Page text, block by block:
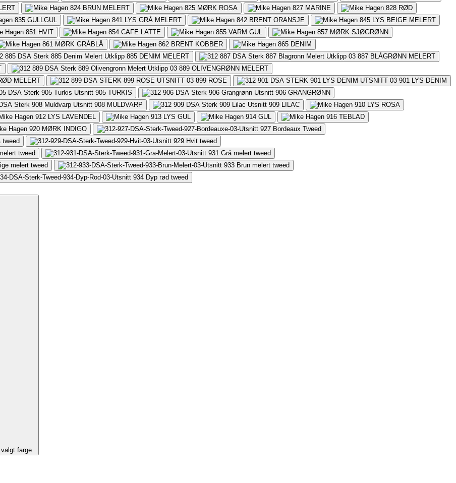
824 BRUN MELERT 825 MØRK ROSA 827 MARINE 828 RØD
835 GULLGUL 841 LYS GRÅ MELERT 842 BRENT ORANSJE 845 LYS BEIGE MELERT
851 HVIT 854 CAFE LATTE 855 VARM GUL 857 MØRK SJØGRØNN
861 MØRK GRÅBLÅ 862 BRENT KOBBER 865 DENIM
885 DENIM MELERT 887 BLÅGRØNN MELERT
889 OLIVENGRØNN MELERT
MELERT 899 ROSE 901 LYS DENIM
905 TURKIS 906 GRANGRØNN
908 MULDVARP 909 LILAC 910 LYS ROSA
912 LYS LAVENDEL 913 LYS GUL 914 GUL 916 TEBLAD
920 MØRK INDIGO 927 Bordeaux Tweed
tweed 929 Hvit tweed
tweed 931 Grå melert tweed
melert tweed 933 Brun melert tweed
934 Dyp rød tweed
farge.